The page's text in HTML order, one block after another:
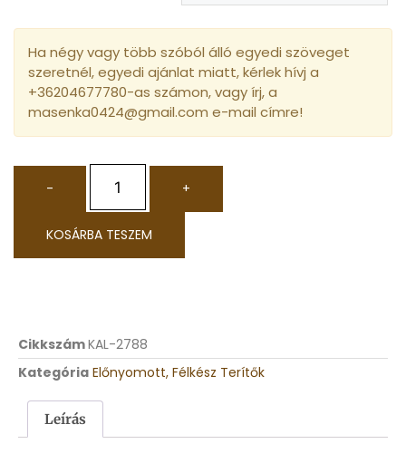
Ha négy vagy több szóból álló egyedi szöveget
szeretnél, egyedi ajánlat miatt, kérlek hívj a
+36204677780-as számon, vagy írj, a
masenka0424@gmail.com e-mail címre!
- +
KOSÁRBA TESZEM
CikkszámKAL-2788
Kategória Előnyomott, Félkész Terítők
Leírás